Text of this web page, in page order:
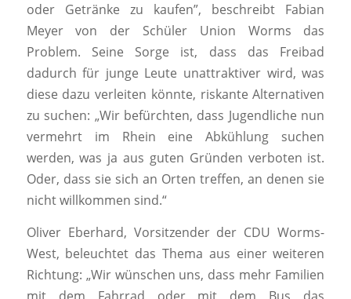
oder Getränke zu kaufen”, beschreibt Fabian
Meyer von der Schüler Union Worms das
Problem. Seine Sorge ist, dass das Freibad
dadurch für junge Leute unattraktiver wird, was
diese dazu verleiten könnte, riskante Alternativen
zu suchen: „Wir befürchten, dass Jugendliche nun
vermehrt im Rhein eine Abkühlung suchen
werden, was ja aus guten Gründen verboten ist.
Oder, dass sie sich an Orten treffen, an denen sie
nicht willkommen sind.“
Oliver Eberhard, Vorsitzender der CDU Worms-
West, beleuchtet das Thema aus einer weiteren
Richtung: „Wir wünschen uns, dass mehr Familien